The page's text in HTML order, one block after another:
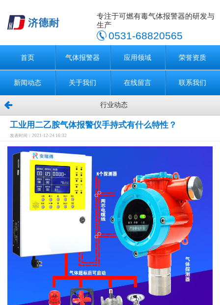
专注于可燃有毒气体报警器的研发与
生产
0531-68820565
首页 气体报警器 应用领域 荣誉资质
新闻动态 关于我们 在线留言 联系我们
行业动态
工业用二乙胺气体报警仪手持式有什么特性？
发表时间：2021-12-24 16:32